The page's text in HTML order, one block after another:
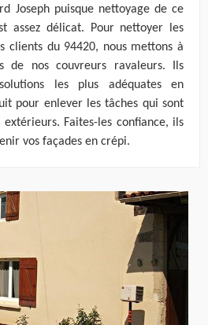
Joseph puisque nettoyage de ce
assez délicat. Pour nettoyer les
clients du 94420, nous mettons à
de nos couvreurs ravaleurs. Ils
les plus adéquates en
pour enlever les tâches qui sont
Faites-les confiance, ils
vos façades en crépi.